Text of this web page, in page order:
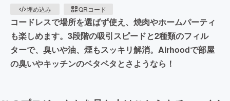
埋め込み
QRコード
コードレスで場所を選ばず使え、焼肉やホームパーティ
も楽しめます。3段階の吸引スピードと2種類のフィル
ターで、臭いや油、煙もスッキリ解消。Airhoodで部屋
の臭いやキッチンのベタベタとさようなら！